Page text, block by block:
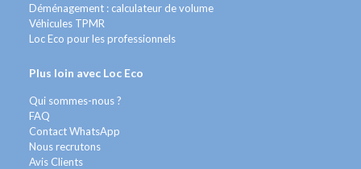
Déménagement : calculateur de volume
Véhicules TPMR
Loc Eco pour les professionnels
Plus loin avec Loc Eco
Qui sommes-nous ?
FAQ
Contact WhatsApp
Nous recrutons
Avis Clients